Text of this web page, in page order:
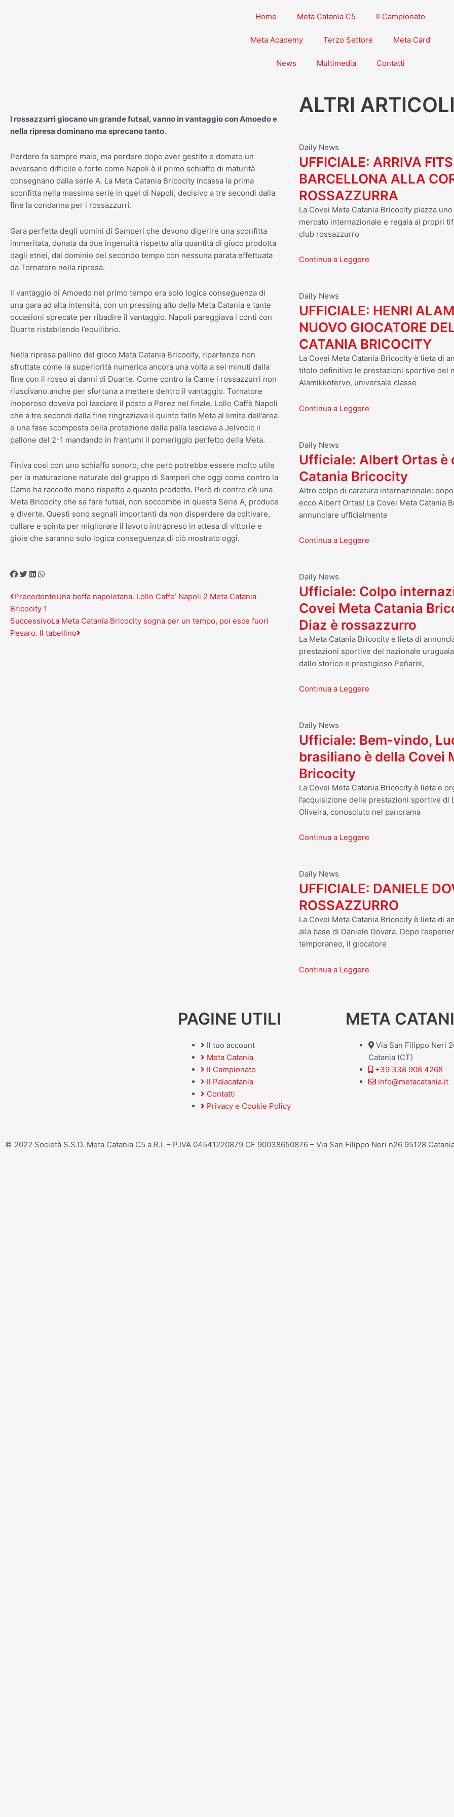
Home Meta Catania C5 Il Campionato
Meta Academy Terzo Settore Meta Card
News Multimedia Contatti
I rossazzurri giocano un grande futsal, vanno in vantaggio con Amoedo e
nella ripresa dominano ma sprecano tanto.
Perdere fa sempre male, ma perdere dopo aver gestito e domato un
avversario difficile e forte come Napoli è il primo schiaffo di maturità
consegnano dalla serie A. La Meta Catania Bricocity incassa la prima
sconfitta nella massima serie in quel di Napoli, decisivo a tre secondi dalla
fine la condanna per i rossazzurri.
Gara perfetta degli uomini di Samperi che devono digerire una sconfitta
immeritata, donata da due ingenuità rispetto alla quantità di gioco prodotta
dagli etnei, dal dominio del secondo tempo con nessuna parata effettuata
da Tornatore nella ripresa.
Il vantaggio di Amoedo nel primo tempo era solo logica conseguenza di
una gara ad alta intensità, con un pressing alto della Meta Catania e tante
occasioni sprecate per ribadire il vantaggio. Napoli pareggiava i conti con
Duarte ristabilendo l’equilibrio.
Nella ripresa pallino del gioco Meta Catania Bricocity, ripartenze non
sfruttate come la superiorità numerica ancora una volta a sei minuti dalla
fine con il rosso ai danni di Duarte. Come contro la Came i rossazzurri non
riuscivano anche per sfortuna a mettere dentro il vantaggio. Tornatore
inoperoso doveva poi lasciare il posto a Perez nel finale. Lollo Caffè Napoli
che a tre secondi dalla fine ringraziava il quinto fallo Meta al limite dell’area
e una fase scomposta della protezione della palla lasciava a Jelvocic il
pallone del 2-1 mandando in frantumi il pomeriggio perfetto della Meta.
Finiva cosi con uno schiaffo sonoro, che però potrebbe essere molto utile
per la maturazione naturale del gruppo di Samperi che oggi come contro la
Came ha raccolto meno rispetto a quanto prodotto. Però di contro c’è una
Meta Bricocity che sa fare futsal, non soccombe in questa Serie A, produce
e diverte. Questi sono segnali importanti da non disperdere da coltivare,
cullare e spinta per migliorare il lavoro intrapreso in attesa di vittorie e
gioie che saranno solo logica conseguenza di ciò mostrato oggi.
Precedente
PrecedenteUna beffa napoletana. Lollo Caffe’ Napoli 2 Meta Catania
Bricocity 1
SuccessivoLa Meta Catania Bricocity sogna per un tempo, poi esce fuori
Pesaro. Il tabellino
Successivo
ALTRI ARTICOLI
Daily News
UFFICIALE: ARRIVA
BARCELLONA ALLA
ROSSAZZURRA
La Covei Meta Catania Bricocity piazza
mercato internazionale e regala ai propri
club rossazzurro
Continua a Leggere
Daily News
UFFICIALE: HENRI
NUOVO GIOCATORE
CATANIA BRICOCITY
La Covei Meta Catania Bricocity è lieta di
titolo definitivo le prestazioni sportive del
Alamikkotervo, universale classe
Continua a Leggere
Daily News
Ufficiale: Albert Ortas è
Catania Bricocity
Altro colpo di caratura internazionale:
ecco Albert Ortas! La Covei Meta Catania
annunciare ufficialmente
Continua a Leggere
Daily News
Ufficiale: Colpo
Covei Meta Catania
Diaz è rossazzurro
La Meta Catania Bricocity è lieta di
prestazioni sportive del nazionale
dallo storico e prestigioso Peñarol,
Continua a Leggere
Daily News
Ufficiale: Bem-vindo,
brasiliano è della Covei
Bricocity
La Covei Meta Catania Bricocity è lieta e
l’acquisizione delle prestazioni sportive di
Oliveira, conosciuto nel panorama
Continua a Leggere
Daily News
UFFICIALE: DANIELE
ROSSAZZURRO
La Covei Meta Catania Bricocity è lieta di
alla base di Daniele Dovara. Dopo
temporaneo, il giocatore
Continua a Leggere
PAGINE UTILI
Il tuo account
Meta Catania
Il Campionato
Il Palacatania
Contatti
Privacy e Cookie Policy
META
Via San Filippo Neri
Catania (CT)
+39 338 908 4268
info@metacatania.it
© 2022 Società S.S.D. Meta Catania C5 a R.L – P.IVA 04541220879 CF 90038650876 – Via San Filippo Neri n26 95128